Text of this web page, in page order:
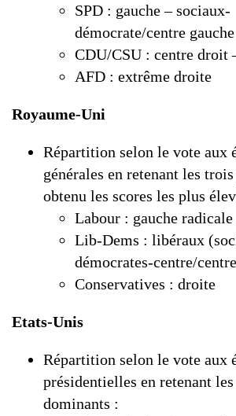
SPD : gauche – sociaux-
démocrate/centre gauche
CDU/CSU : centre droit
AFD : extrême droite
Royaume-Uni
Répartition selon le vote aux
générales en retenant les
obtenu les scores les plus
Labour : gauche radicale
Lib-Dems : libéraux
démocrates-centre/
Conservatives : droite
Etats-Unis
Répartition selon le vote aux
présidentielles en retenant
dominants :